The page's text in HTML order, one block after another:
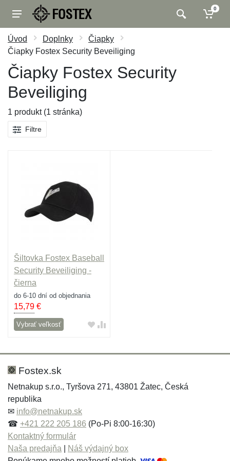
0
Úvod Doplnky
Čiapky
Čiapky Fostex Security Beveiliging
Čiapky Fostex Security
Beveiliging
1 produkt (1 stránka)
Filtre
Šiltovka Fostex Baseball
Security Beveiliging -
čierna
do 6-10 dní od objednania
15,79 €
Vybrať veľkosť
Fostex.sk
Netnakup s.r.o., Tyršova 271, 43801 Žatec, Česká
republika
✉ info@netnakup.sk
☎ +421 222 205 186 (Po-Pi 8:00-16:30)
Kontaktný formulár
Naša predajňa
Náš výdajný box